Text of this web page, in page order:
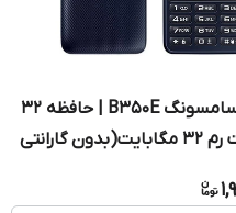
گوشی سامسونگ B۳۵۰E | حافظه ۳۲
مگابایت رم ۳۲ مگابایت(بدون گارانتی